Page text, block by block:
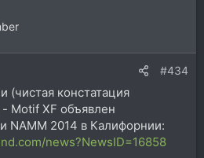
#434
(чистая констатация
Motif XF объявлен
NAMM 2014 в Калифорнии:
news?NewsID=16858